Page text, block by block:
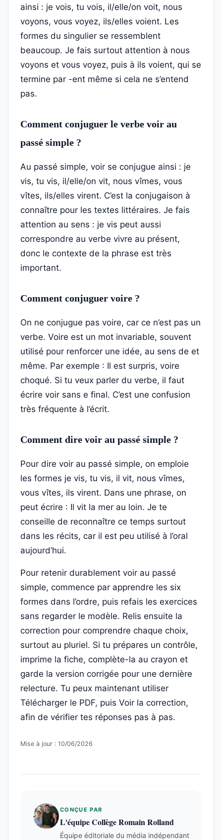
ainsi : je vois, tu vois, il/elle/on voit, nous
voyons, vous voyez, ils/elles voient. Les
formes du singulier se ressemblent
beaucoup. Je fais surtout attention à nous
voyons et vous voyez, puis à ils voient, qui se
termine par -ent même si cela ne s’entend
pas.
Comment conjuguer le verbe voir au
passé simple ?
Au passé simple, voir se conjugue ainsi : je
vis, tu vis, il/elle/on vit, nous vîmes, vous
vîtes, ils/elles virent. C’est la conjugaison à
connaître pour les textes littéraires. Je fais
attention au sens : je vis peut aussi
correspondre au verbe vivre au présent,
donc le contexte de la phrase est très
important.
Comment conjuguer voire ?
On ne conjugue pas voire, car ce n’est pas un
verbe. Voire est un mot invariable, souvent
utilisé pour renforcer une idée, au sens de et
même. Par exemple : Il est surpris, voire
choqué. Si tu veux parler du verbe, il faut
écrire voir sans e final. C’est une confusion
très fréquente à l’écrit.
Comment dire voir au passé simple ?
Pour dire voir au passé simple, on emploie
les formes je vis, tu vis, il vit, nous vîmes,
vous vîtes, ils virent. Dans une phrase, on
peut écrire : Il vit la mer au loin. Je te
conseille de reconnaître ce temps surtout
dans les récits, car il est peu utilisé à l’oral
aujourd’hui.
Pour retenir durablement voir au passé
simple, commence par apprendre les six
formes dans l’ordre, puis refais les exercices
sans regarder le modèle. Relis ensuite la
correction pour comprendre chaque choix,
surtout au pluriel. Si tu prépares un contrôle,
imprime la fiche, complète-la au crayon et
garde la version corrigée pour une dernière
relecture. Tu peux maintenant utiliser
Télécharger le PDF, puis Voir la correction,
afin de vérifier tes réponses pas à pas.
Mise à jour : 10/06/2026
CONÇUE PAR
L'équipe Collège Romain Rolland
Équipe éditoriale du média indépendant